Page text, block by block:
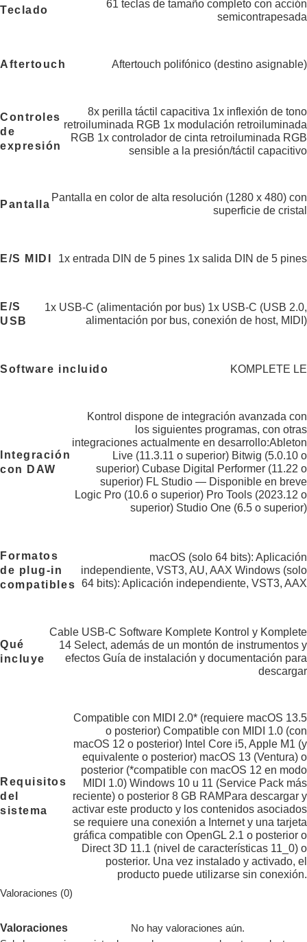
Teclado
61 teclas de tamaño completo con acción
semicontrapesada
Aftertouch Aftertouch polifónico (destino asignable)
Controles
de
expresión
8x perilla táctil capacitiva 1x inflexión de tono
retroiluminada RGB 1x modulación retroiluminada
RGB 1x controlador de cinta retroiluminada RGB
sensible a la presión/táctil capacitivo
Pantalla
Pantalla en color de alta resolución (1280 x 480) con
superficie de cristal
E/S MIDI 1x entrada DIN de 5 pines 1x salida DIN de 5 pines
E/S
USB
1x USB-C (alimentación por bus) 1x USB-C (USB 2.0,
alimentación por bus, conexión de host, MIDI)
Software incluido KOMPLETE LE
Integración
con DAW
Kontrol dispone de integración avanzada con
los siguientes programas, con otras
integraciones actualmente en desarrollo:Ableton
Live (11.3.11 o superior) Bitwig (5.0.10 o
superior) Cubase Digital Performer (11.22 o
superior) FL Studio — Disponible en breve
Logic Pro (10.6 o superior) Pro Tools (2023.12 o
superior) Studio One (6.5 o superior)
Formatos
de plug-in
compatibles
macOS (solo 64 bits): Aplicación
independiente, VST3, AU, AAX Windows (solo
64 bits): Aplicación independiente, VST3, AAX
Qué
incluye
Cable USB-C Software Komplete Kontrol y Komplete
14 Select, además de un montón de instrumentos y
efectos Guía de instalación y documentación para
descargar
Requisitos
del
sistema
Compatible con MIDI 2.0* (requiere macOS 13.5
o posterior) Compatible con MIDI 1.0 (con
macOS 12 o posterior) Intel Core i5, Apple M1 (y
equivalente o posterior) macOS 13 (Ventura) o
posterior (*compatible con macOS 12 en modo
MIDI 1.0) Windows 10 u 11 (Service Pack más
reciente) o posterior 8 GB RAMPara descargar y
activar este producto y los contenidos asociados
se requiere una conexión a Internet y una tarjeta
gráfica compatible con OpenGL 2.1 o posterior o
Direct 3D 11.1 (nivel de características 11_0) o
posterior. Una vez instalado y activado, el
producto puede utilizarse sin conexión.
Valoraciones (0)
Valoraciones
No hay valoraciones aún.